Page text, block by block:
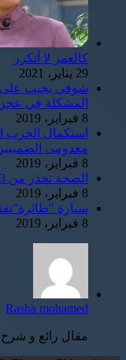
كالعمر لا أتكرر
29 يناير، 2021
شوقى يجيب على
المشكلة في عجز
8 فبراير، 2019
استكمال الحرب
معدومى
8 فبراير، 2019
الصحة تحذر من 13 دواءً ومستحضرًا للتجميل بالأسواق
8 فبراير، 2019
سيارة
8 فبراير، 2019
Rasha mohamed
مقال رائع و